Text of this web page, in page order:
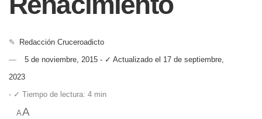
✎
Redacción Cruceroadicto
5 de noviembre, 2015 - ✓ Actualizado el 17 de septiembre,
2023
- ✓ Tiempo de lectura: 4 min
AA